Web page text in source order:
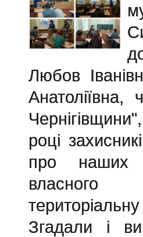
Любов
році
про наших
власного
Згадали і